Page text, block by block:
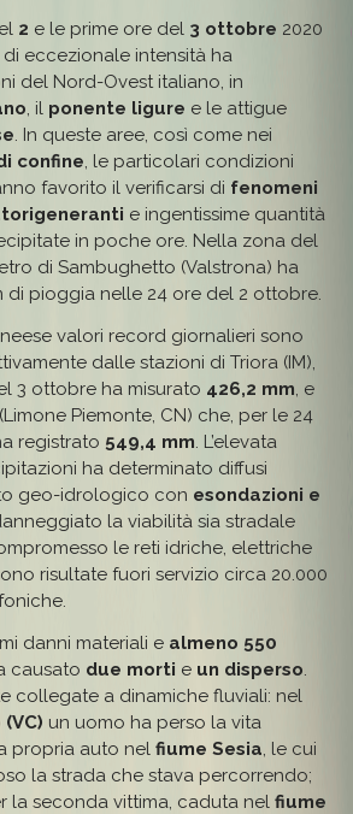
2 e le prime ore del 3 ottobre 2020
eccezionale intensità ha
del Nord-Ovest italiano, in
, il ponente ligure e le attigue
. In queste aree, così come nei
confine, le particolari condizioni
favorito il verificarsi di fenomeni
e ingentissime quantità
in poche ore. Nella zona del
di Sambughetto (Valstrona) ha
di pioggia nelle 24 ore del 2 ottobre.
valori record giornalieri sono
dalle stazioni di Triora (IM),
3 ottobre ha misurato 426,2 mm, e
Piemonte, CN) che, per le 24
registrato 549,4 mm. L’elevata
ha determinato diffusi
geo-idrologico con esondazioni e
la viabilità sia stradale
le reti idriche, elettriche
risultate fuori servizio circa 20.000
danni materiali e almeno 550
causato due morti e un disperso.
collegate a dinamiche fluviali: nel
un uomo ha perso la vita
propria auto nel fiume Sesia, le cui
la strada che stava percorrendo;
la seconda vittima, caduta nel fiume